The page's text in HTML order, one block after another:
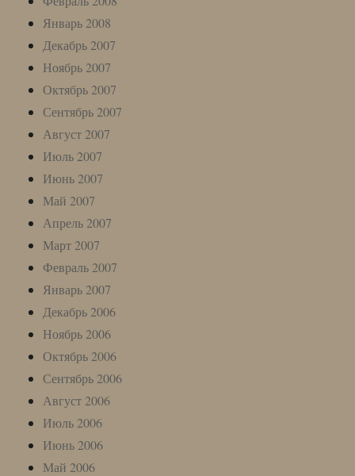
Январь 2008
Декабрь 2007
Ноябрь 2007
Октябрь 2007
Сентябрь 2007
Август 2007
Июль 2007
Июнь 2007
Май 2007
Апрель 2007
Март 2007
Февраль 2007
Январь 2007
Декабрь 2006
Ноябрь 2006
Октябрь 2006
Сентябрь 2006
Август 2006
Июль 2006
Июнь 2006
Май 2006